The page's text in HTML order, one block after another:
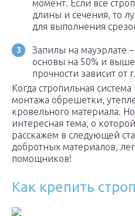
момент. Если все
длины и сечения, то
для выполнения
Запилы на мауэрлате
основы на 50% и
прочности зависит от
Когда стропильная
монтажа обрешетки,
кровельного материала.
интересная тема, о
расскажем в следующей
добротных материалов,
помощников!
Как крепить